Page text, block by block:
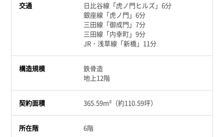
交通
日比谷線「虎ノ門ヒルズ」6分
銀座線「虎ノ門」6分
三田線「御成門」7分
三田線「内幸町」9分
JR・浅草線「新橋」11分
構造規模
鉄骨造
地上12階
契約面積 365.59m²（約110.59坪）
所在階 6階